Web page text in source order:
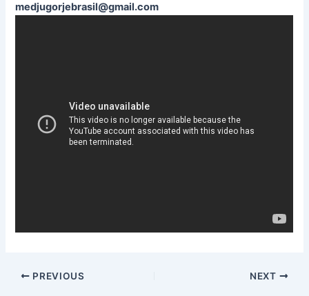
medjugorjebrasil@gmail.com
PREVIOUS NEXT